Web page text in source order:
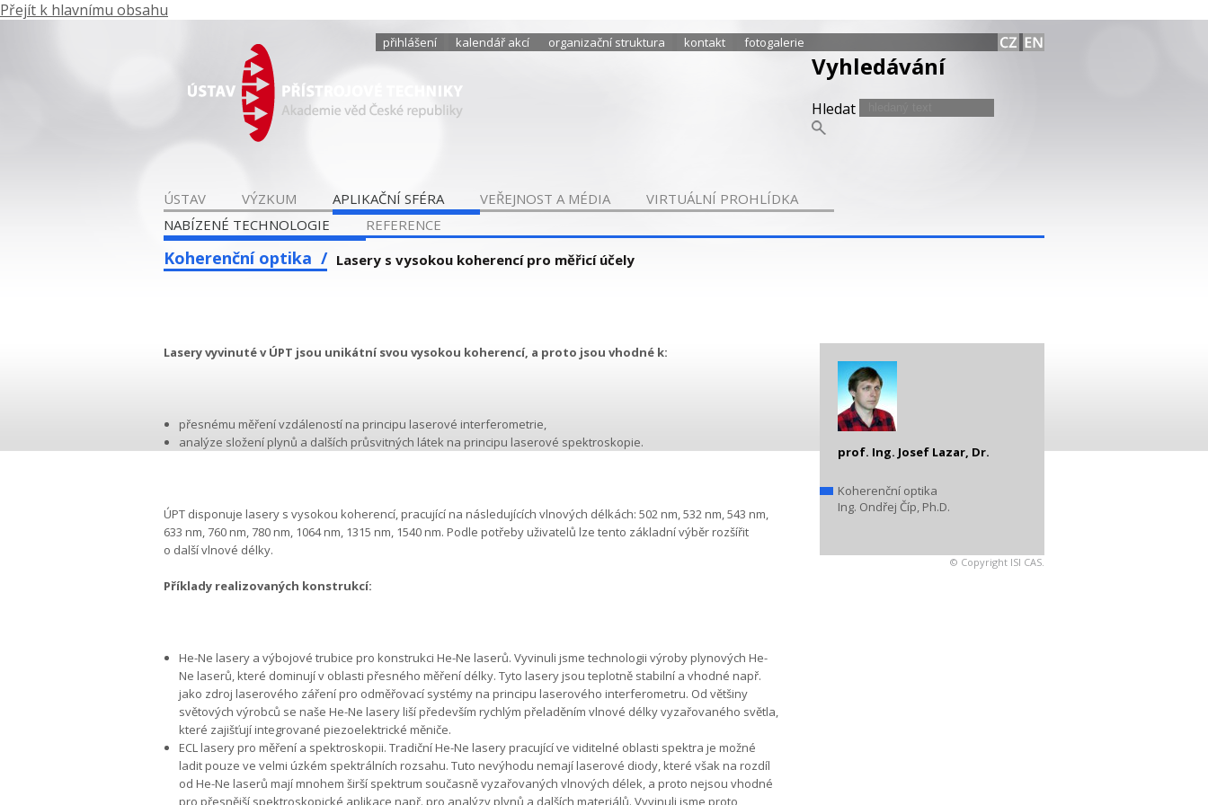
Přejít k hlavnímu obsahu
přihlášení kalendář akcí organizační struktura kontakt fotogalerie
Vyhledávání
Hledat
ÚSTAV VÝZKUM APLIKAČNÍ SFÉRA VEŘEJNOST A MÉDIA
VIRTUÁLNÍ PROHLÍDKA
NABÍZENÉ TECHNOLOGIE
REFERENCE
Koherenční optika Lasery s vysokou koherencí pro měřicí účely
Lasery vyvinuté v ÚPT jsou unikátní svou vysokou koherencí, a proto jsou vhodné k:
přesnému měření vzdáleností na principu laserové interferometrie,
analýze složení plynů a dalších průsvitných látek na principu laserové spektroskopie.
ÚPT disponuje lasery s vysokou koherencí, pracující na následujících vlnových délkách: 502 nm, 532 nm, 543 nm,
633 nm, 760 nm, 780 nm, 1064 nm, 1315 nm, 1540 nm. Podle potřeby uživatelů lze tento základní výběr rozšířit
o další vlnové délky.
Příklady realizovaných konstrukcí:
He-Ne lasery a výbojové trubice pro konstrukci He-Ne laserů. Vyvinuli jsme technologii výroby plynových He-
Ne laserů, které dominují v oblasti přesného měření délky. Tyto lasery jsou teplotně stabilní a vhodné např.
jako zdroj laserového záření pro odměřovací systémy na principu laserového interferometru. Od většiny
světových výrobců se naše He-Ne lasery liší především rychlým přeladěním vlnové délky vyzařovaného světla,
které zajišťují integrované piezoelektrické měniče.
ECL lasery pro měření a spektroskopii. Tradiční He-Ne lasery pracující ve viditelné oblasti spektra je možné
ladit pouze ve velmi úzkém spektrálních rozsahu. Tuto nevýhodu nemají laserové diody, které však na rozdíl
od He-Ne laserů mají mnohem širší spektrum současně vyzařovaných vlnových délek, a proto nejsou vhodné
pro přesnější spektroskopické aplikace např. pro analýzy plynů a dalších materiálů. Vyvinuli jsme proto
prof. Ing. Josef Lazar, Dr.
Koherenční optika
Ing. Ondřej Číp, Ph.D.
© Copyright ISI CAS.